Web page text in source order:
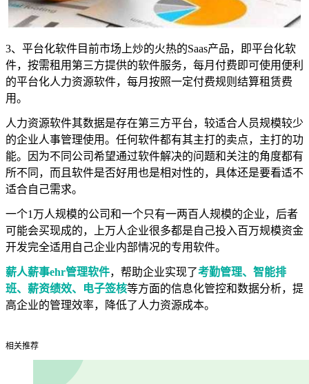
3、平台化软件目前市场上炒的火热的Saas产品，即平台化软
件，按需租用第三方提供的软件服务，每月付费即可使用便利
的平台化人力资源软件，每月按照一定付费规则结算租赁费
用。
人力资源软件其数据是存在第三方平台，较适合人员规模较少
的企业人事管理使用。任何软件都有其主打的卖点，主打的功
能。因为不同公司希望通过软件解决的问题和关注的角度都有
所不同，而且软件是否好用也是相对性的，具体还是要看适不
适合自己需求。
一个1万人规模的公司和一个只有一两百人规模的企业，后者
可能会买现成的，上万人企业很多都是自己投入百万规模资金
开发完全适用自己企业内部情况的专用软件。
薪人薪事ehr管理软件，帮助企业实现了考勤管理、智能排
班、薪资绩效、电子签核等方面的信息化管控和数据分析，提
高企业的管理效率，降低了人力资源成本。
相关推荐